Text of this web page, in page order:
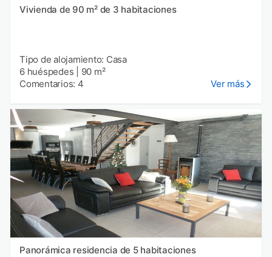
Vivienda de 90 m² de 3 habitaciones
Tipo de alojamiento: Casa
6 huéspedes
90 m²
Comentarios: 4
Ver más
Panorámica residencia de 5 habitaciones